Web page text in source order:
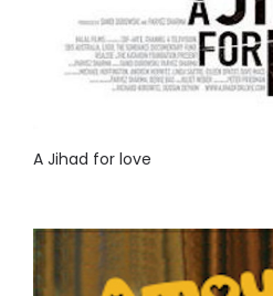
A Jihad for love